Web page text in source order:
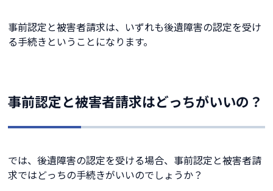
事前認定と被害者請求は、いずれも後遺障害の認定を受け
る手続きということになります。
事前認定と被害者請求はどっちがいいの？
では、後遺障害の認定を受ける場合、事前認定と被害者請
求ではどっちの手続きがいいのでしょうか？